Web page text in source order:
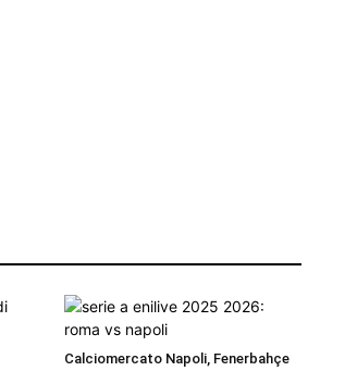
Calciomercato Napoli, Fenerbahçe